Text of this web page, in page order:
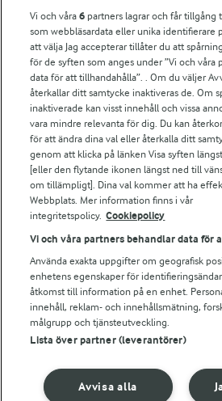
Fler Arlasajter
För ägare
Arlas kundportal
Arla.com
Falbygdens Ost
Arla webbshop
Bildbank
Följ oss
© 2026 Arla Foods
Ändra cookie-inställningar
Vi och våra6 partners lagrar och får
som webbläsardata eller unika identifierare
att välja Jag accepterar tillåter du att
för de syften som anges under ”Vi och våra
data för att tillhandahålla”. . Om du väljer
återkallar ditt samtycke inaktiveras de. Om
inaktiverade kan visst innehåll och vissa
vara mindre relevanta för dig. Du kan
för att ändra dina val eller återkalla ditt
genom att klicka på länken Visa syften
[eller den flytande ikonen längst ned till
om tillämpligt]. Dina val kommer att ha
Webbplats. Mer information finns i vår
integritetspolicy. Cookiepolicy
Vi och våra partners behandlar data för
Använda exakta uppgifter om geografisk
enhetens egenskaper för
åtkomst till information på en enhet.
innehåll, reklam- och innehållsmätning,
målgrupp och tjänsteutveckling.
Lista över partner (leverantörer)
Avvisa alla